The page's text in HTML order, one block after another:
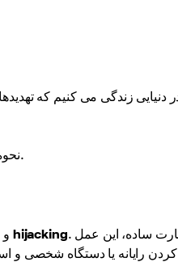
دنیایی زندگی می کنیم که
این مقاله در مورد تعریف cryptojacking، نحوه تشخیص آن و نحوه محافظت از خود در برابر آن خواهد بود.
hijacking. به عبارت ساده، این عمل
رایانه یا دستگاه شخصی و